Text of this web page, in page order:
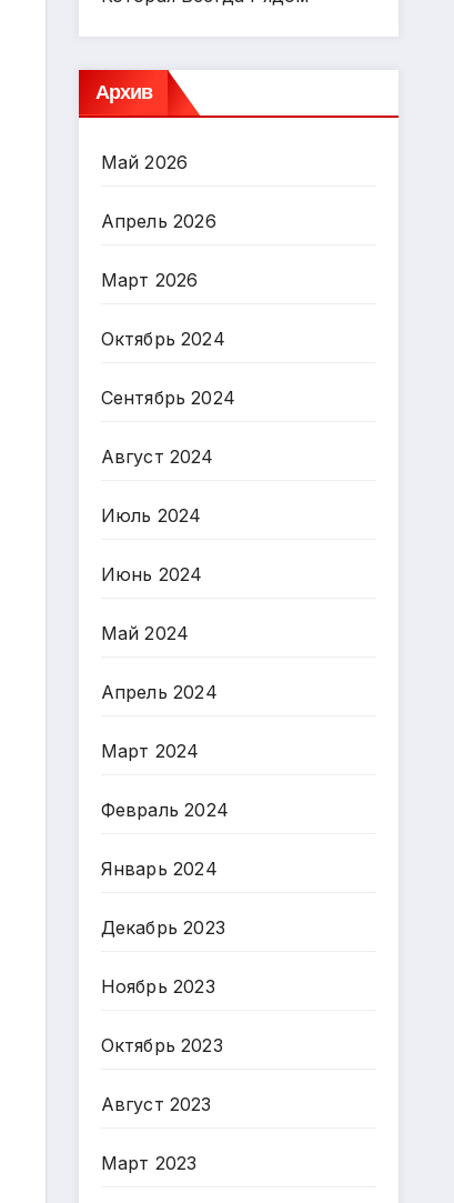
Архив
Май 2026
Апрель 2026
Март 2026
Октябрь 2024
Сентябрь 2024
Август 2024
Июль 2024
Июнь 2024
Май 2024
Апрель 2024
Март 2024
Февраль 2024
Январь 2024
Декабрь 2023
Ноябрь 2023
Октябрь 2023
Август 2023
Март 2023